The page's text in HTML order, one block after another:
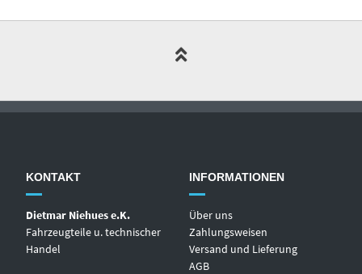
KONTAKT
Dietmar Niehues e.K.
Fahrzeugteile u. technischer
Handel
INFORMATIONEN
Über uns
Zahlungsweisen
Versand und Lieferung
AGB